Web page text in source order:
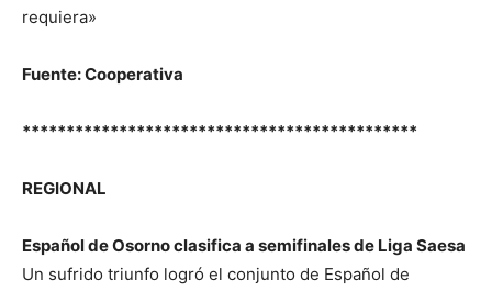
requiera»
Fuente: Cooperativa
*********************************************
REGIONAL
Español de Osorno clasifica a semifinales de Liga Saesa
Un sufrido triunfo logró el conjunto de Español de